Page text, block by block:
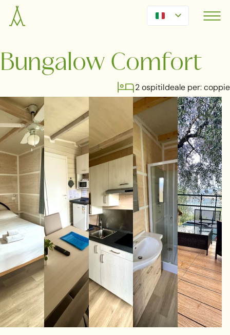
Bungalow Comfort
2 ospitiIdeale per: coppie